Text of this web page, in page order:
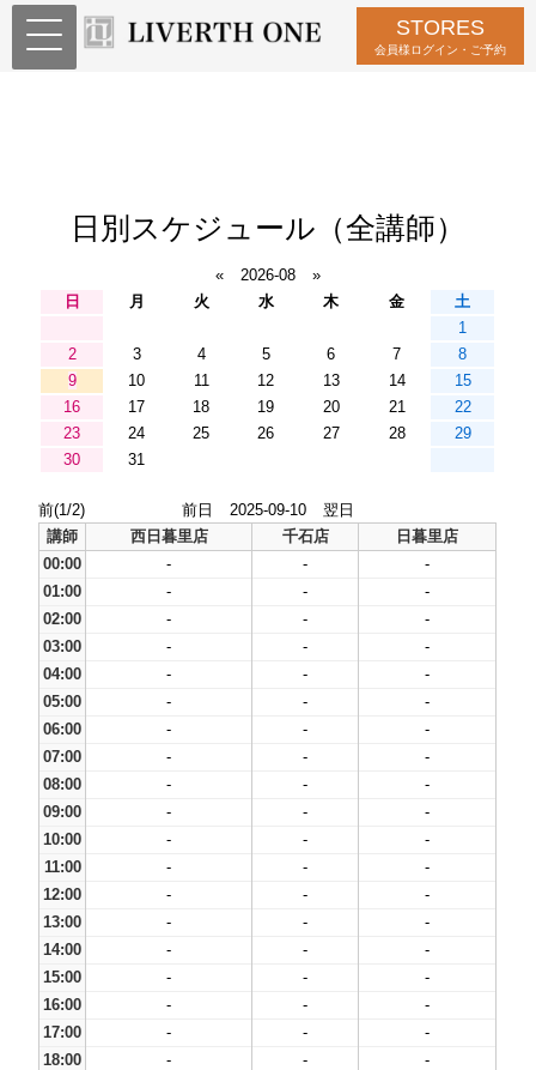
STORES
会員様ログイン・ご予約
日別スケジュール（全講師）
« 2026-08
»
日
月 火 水 木 金
土
1
2
3 4 5 6 7
8
9
10 11 12 13 14
15
16
17 18 19 20 21
22
23
24 25 26 27 28
29
30
31
前(1/2) 前日 2025-09-10
翌日
講師
西日暮里店 千石店
日暮里店
00:00
- -
-
01:00
- -
-
02:00
- -
-
03:00
- -
-
04:00
- -
-
05:00
- -
-
06:00
- -
-
07:00
- -
-
08:00
- -
-
09:00
- -
-
10:00
- -
-
11:00
- -
-
12:00
- -
-
13:00
- -
-
14:00
- -
-
15:00
- -
-
16:00
- -
-
17:00
- -
-
18:00
- -
-